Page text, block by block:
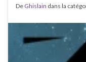
De Ghislain dans la